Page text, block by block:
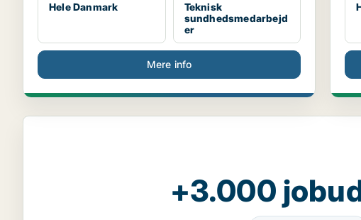
Hele Danmark
Teknisk
sundhedsmedarbejd
er
Mere info
+3.000